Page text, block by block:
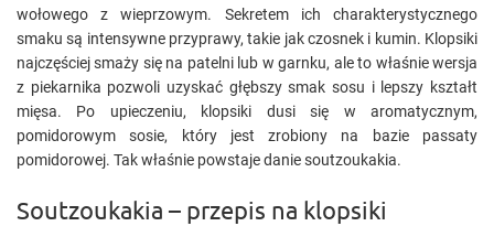
wołowego z wieprzowym. Sekretem ich charakterystycznego
smaku są intensywne przyprawy, takie jak czosnek i kumin. Klopsiki
najczęściej smaży się na patelni lub w garnku, ale to właśnie wersja
z piekarnika pozwoli uzyskać głębszy smak sosu i lepszy kształt
mięsa. Po upieczeniu, klopsiki dusi się w aromatycznym,
pomidorowym sosie, który jest zrobiony na bazie passaty
pomidorowej. Tak właśnie powstaje danie soutzoukakia.
Soutzoukakia – przepis na klopsiki